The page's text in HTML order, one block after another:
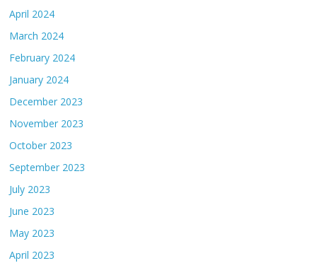
April 2024
March 2024
February 2024
January 2024
December 2023
November 2023
October 2023
September 2023
July 2023
June 2023
May 2023
April 2023